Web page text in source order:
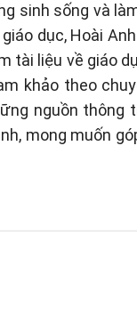
sinh sống và
dục, Hoài
tài liệu về giáo
khảo theo
nguồn thông
mong muốn